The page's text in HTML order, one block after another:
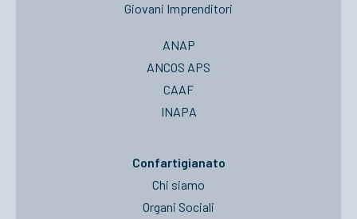
Giovani Imprenditori
ANAP
ANCOS APS
CAAF
INAPA
Confartigianato
Chi siamo
Organi Sociali